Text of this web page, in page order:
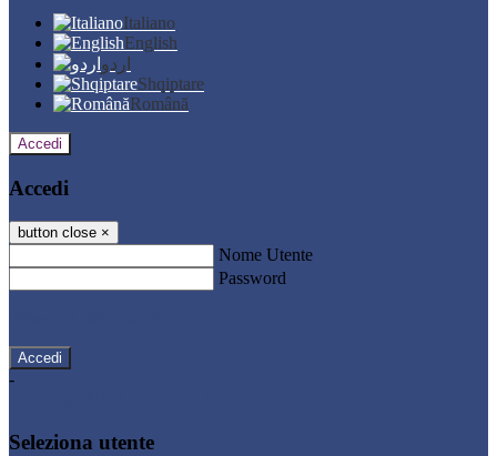
Italiano
English
اردو
Shqiptare
Română
Accedi
Accedi
button close ×
Nome Utente
Password
-
Seleziona utente